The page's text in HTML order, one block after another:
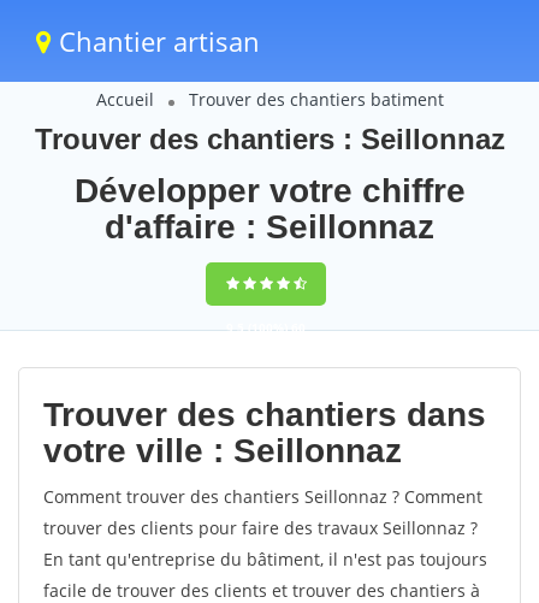
Chantier artisan
Accueil Trouver des chantiers batiment
Trouver des chantiers : Seillonnaz
Développer votre chiffre
d'affaire : Seillonnaz
9,5(100%)60
votes
Trouver des chantiers dans
votre ville : Seillonnaz
Comment trouver des chantiers Seillonnaz ? Comment
trouver des clients pour faire des travaux Seillonnaz ?
En tant qu'entreprise du bâtiment, il n'est pas toujours
facile de trouver des clients et trouver des chantiers à